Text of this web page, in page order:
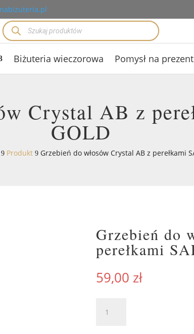
Wyszukiwarka
produktów
Biżuteria wieczorowa Pomysł na prezent
Crystal AB z
GOLD
9 Produkt 9 Grzebień do włosów Crystal AB z perełkami
Grzebień do
perełkami
59,00 zł
Grzebień